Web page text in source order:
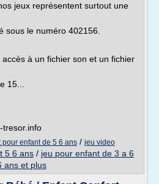
jeux représentent surtout une
sous le numéro 402156.
à un fichier son et un fichier
15...
tresor.info
pour enfant de 5 6 ans / jeu video
5 6 ans / jeu pour enfant de 3 a 6
ans et plus